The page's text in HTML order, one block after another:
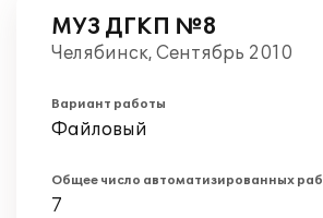
МУЗ ДГКП №8
Челябинск, Сентябрь 2010
Вариант работы
Файловый
Общее число автоматизированных
7